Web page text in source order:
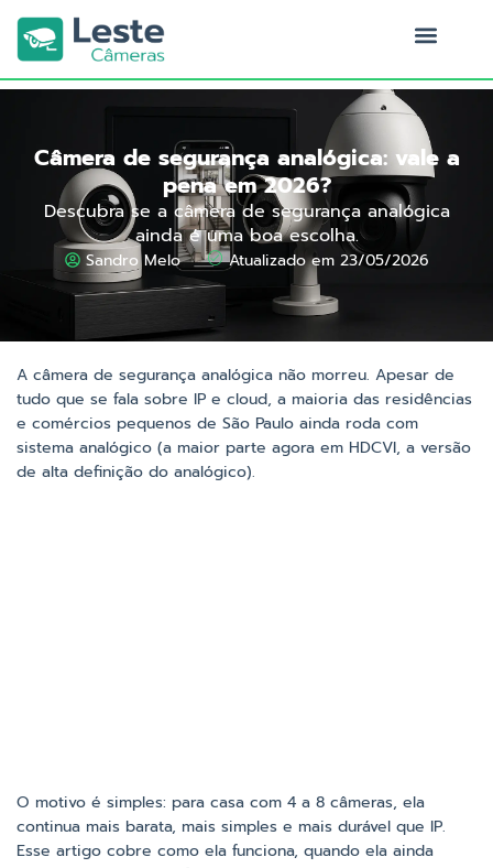
para
conteúdo
Câmera de segurança analógica: vale a
pena em 2026?
Descubra se a câmera de segurança analógica
ainda é uma boa escolha.
Sandro Melo Atualizado em 23/05/2026
A câmera de segurança analógica não morreu. Apesar de
tudo que se fala sobre IP e cloud, a maioria das residências
e comércios pequenos de São Paulo ainda roda com
sistema analógico (a maior parte agora em HDCVI, a versão
de alta definição do analógico).
O motivo é simples: para casa com 4 a 8 câmeras, ela
continua mais barata, mais simples e mais durável que IP.
Esse artigo cobre como ela funciona, quando ela ainda